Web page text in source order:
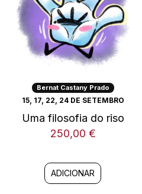
Bernat Castany Prado
15, 17, 22, 24 DE SETEMBRO
Uma filosofia do riso
250,00 €
ADICIONAR